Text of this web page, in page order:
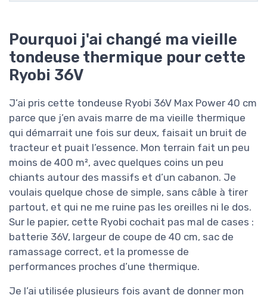
Pourquoi j'ai changé ma vieille
tondeuse thermique pour cette
Ryobi 36V
J’ai pris cette tondeuse Ryobi 36V Max Power 40 cm
parce que j’en avais marre de ma vieille thermique
qui démarrait une fois sur deux, faisait un bruit de
tracteur et puait l’essence. Mon terrain fait un peu
moins de 400 m², avec quelques coins un peu
chiants autour des massifs et d’un cabanon. Je
voulais quelque chose de simple, sans câble à tirer
partout, et qui ne me ruine pas les oreilles ni le dos.
Sur le papier, cette Ryobi cochait pas mal de cases :
batterie 36V, largeur de coupe de 40 cm, sac de
ramassage correct, et la promesse de
performances proches d’une thermique.
Je l’ai utilisée plusieurs fois avant de donner mon